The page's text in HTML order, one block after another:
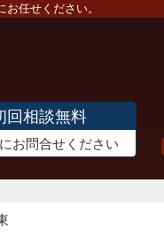
任せください。
回相談無料
お問合せください